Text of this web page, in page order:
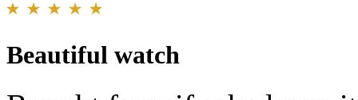
Beautiful watch